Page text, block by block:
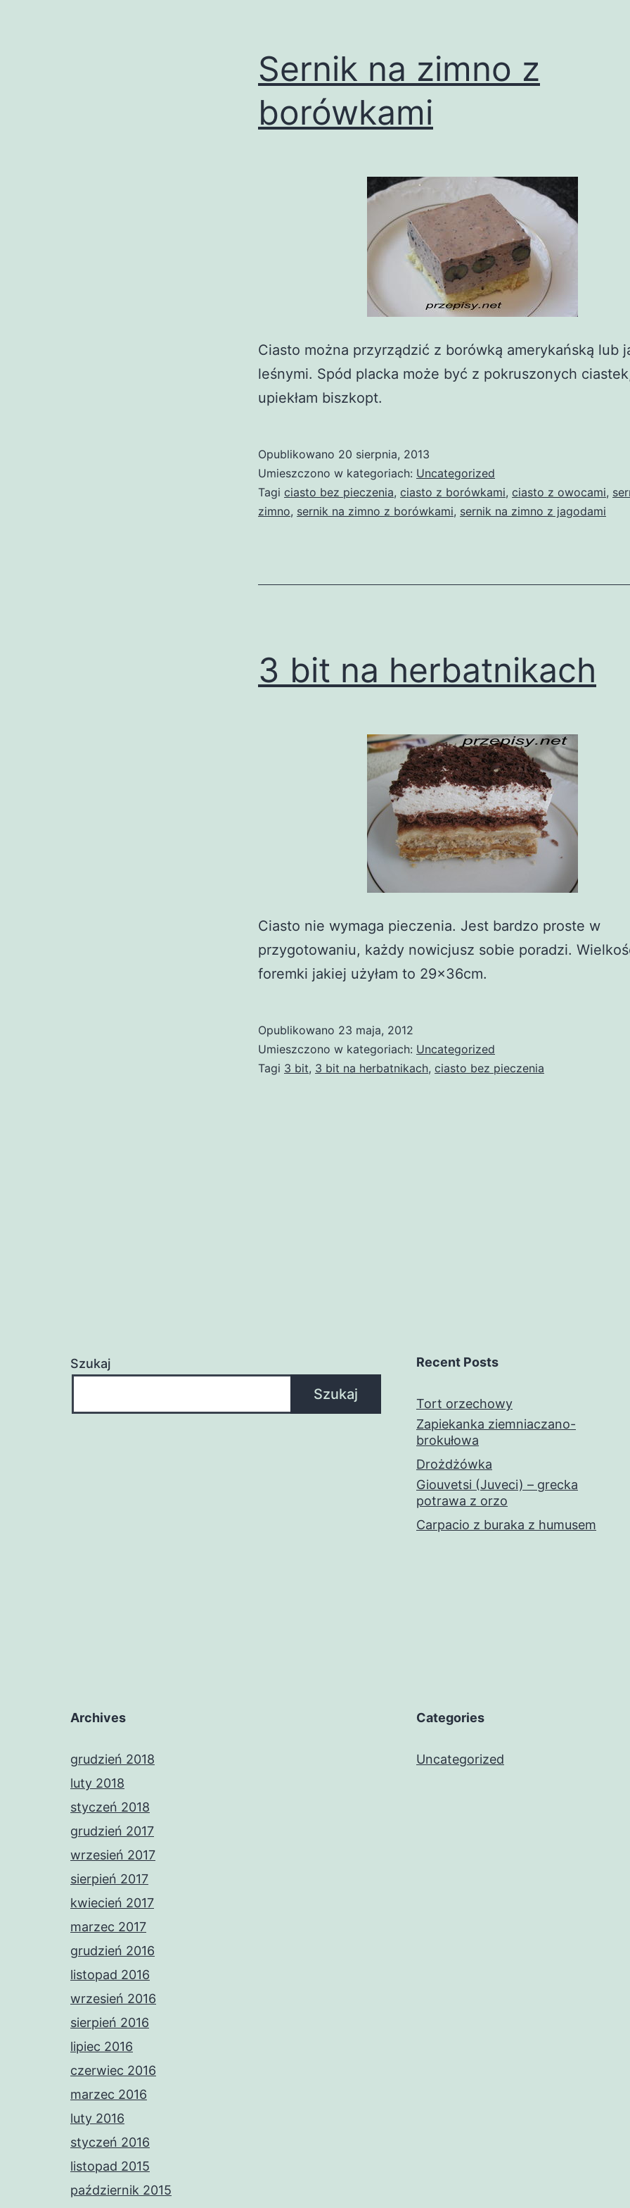
Sernik na zimno z
borówkami
Ciasto można przyrządzić z borówką amerykańską lub
leśnymi. Spód placka może być z pokruszonych
upiekłam biszkopt.
Opublikowano 20 sierpnia, 2013
Umieszczono w kategoriach: Uncategorized
Tagi ciasto bez pieczenia, ciasto z borówkami, ciasto z owocami,
zimno, sernik na zimno z borówkami, sernik na zimno z jagodami
3 bit na herbatnikach
Ciasto nie wymaga pieczenia. Jest bardzo proste w
przygotowaniu, każdy nowicjusz sobie poradzi.
foremki jakiej użyłam to 29x36cm.
Opublikowano 23 maja, 2012
Umieszczono w kategoriach: Uncategorized
Tagi 3 bit, 3 bit na herbatnikach, ciasto bez pieczenia
Szukaj
Szukaj
Recent Posts
Tort orzechowy
Zapiekanka ziemniaczano-
brokułowa
Drożdżówka
Giouvetsi (Juveci) – grecka
potrawa z orzo
Carpacio z buraka z humusem
Archives
grudzień 2018
luty 2018
styczeń 2018
grudzień 2017
wrzesień 2017
sierpień 2017
kwiecień 2017
marzec 2017
grudzień 2016
listopad 2016
wrzesień 2016
sierpień 2016
lipiec 2016
czerwiec 2016
marzec 2016
luty 2016
styczeń 2016
listopad 2015
październik 2015
Categories
Uncategorized